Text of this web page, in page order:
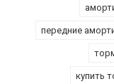
передние
купить